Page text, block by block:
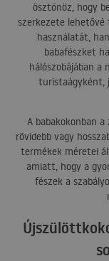
ösztönöz, hogy
szerkezete lehetővé
használatát,
babafészket
hálószobájában a
turistaágyként,
A babakokonban
rövidebb vagy
termékek méretei
amiatt, hogy a
fészek a